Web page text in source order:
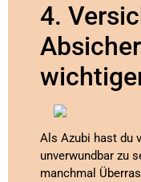
4.
Als Azubi hast du
unverwundbar zu
manchmal